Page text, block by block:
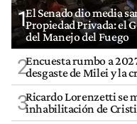
1El Senado dio media
Propiedad Privada: el
del Manejo del Fuego
2Encuesta rumbo a
desgaste de Milei y la
3Ricardo Lorenzetti se
inhabilitación de